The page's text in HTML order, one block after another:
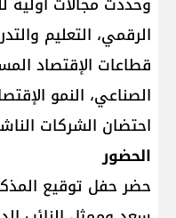
الرقمي، التعليم
قطاعات الإقتصاد
الصناعي، النمو
احتضان الشركات
الحضور
حضر حفل توقيع